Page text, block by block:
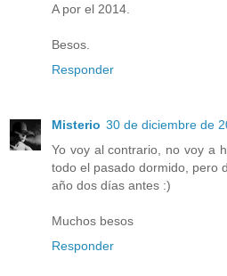
A por el 2014.
Besos.
Responder
Misterio 30 de diciembre de
Yo voy al contrario, no voy a
todo el pasado dormido, pero
año dos días antes :)
Muchos besos
Responder